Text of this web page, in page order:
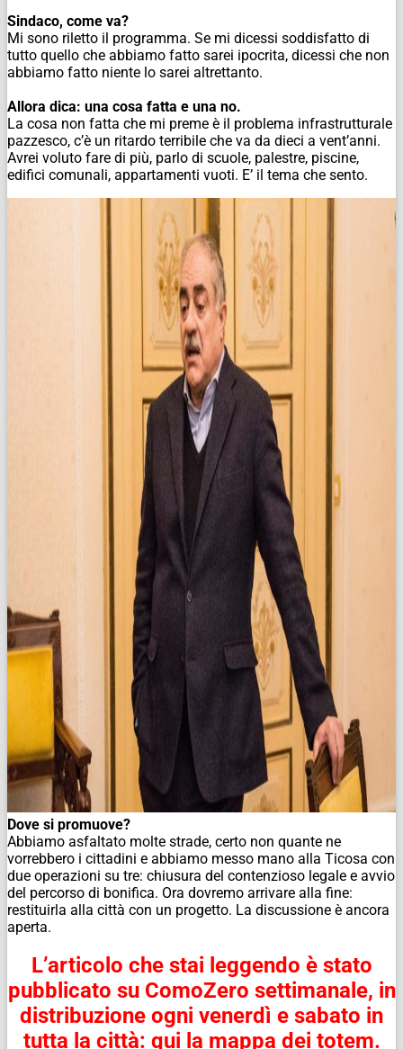
Sindaco, come va?
Mi sono riletto il programma. Se mi dicessi soddisfatto di
tutto quello che abbiamo fatto sarei ipocrita, dicessi che non
abbiamo fatto niente lo sarei altrettanto.
Allora dica: una cosa fatta e una no.
La cosa non fatta che mi preme è il problema infrastrutturale
pazzesco, c’è un ritardo terribile che va da dieci a vent’anni.
Avrei voluto fare di più, parlo di scuole, palestre, piscine,
edifici comunali, appartamenti vuoti. E’ il tema che sento.
Dove si promuove?
Abbiamo asfaltato molte strade, certo non quante ne
vorrebbero i cittadini e abbiamo messo mano alla Ticosa con
due operazioni su tre: chiusura del contenzioso legale e avvio
del percorso di bonifica. Ora dovremo arrivare alla fine:
restituirla alla città con un progetto. La discussione è ancora
aperta.
L’articolo che stai leggendo è stato
pubblicato su ComoZero settimanale, in
distribuzione ogni venerdì e sabato in
tutta la città: qui la mappa dei totem.